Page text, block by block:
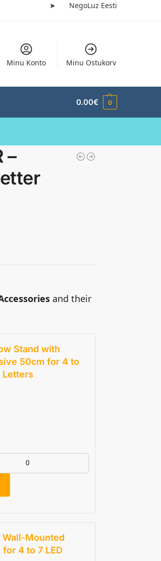
➤ NegoLuz Eesti
Minu Konto Minu Ostukorv
0.00€ 0
–
and their
Stand with
50cm for 4 to
Letters
Wall-Mounted
for 4 to 7 LED